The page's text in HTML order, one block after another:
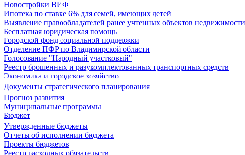
Новостройки ВИФ
Ипотека по ставке 6% для семей, имеющих детей
Выявление правообладателей ранее учтенных объектов недвижимости
Бесплатная юридическая помощь
Городской фонд социальной поддержки
Отделение ПФР по Владимирской области
Голосование "Народный участковый"
Реестр брошенных и разукомплектованных транспортных средств
Экономика и городское хозяйство
Документы стратегического планирования
Прогноз развития
Муниципальные программы
Бюджет
Утвержденные бюджеты
Отчеты об исполнении бюджета
Проекты бюджетов
Реестр расходных обязательств